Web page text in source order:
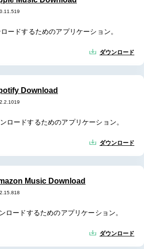
ードするためのアプリケーション。
ダウンロード
Download
ロードするためのアプリケーション。
ダウンロード
Music Download
ロードするためのアプリケーション。
ダウンロード